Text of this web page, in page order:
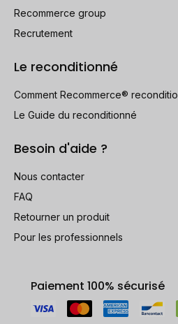
Recommerce group
Recrutement
Le reconditionné
Comment Recommerce®
Le Guide du reconditionné
Besoin d'aide ?
Nous contacter
FAQ
Retourner un produit
Pour les professionnels
Paiement 100% sécurisé